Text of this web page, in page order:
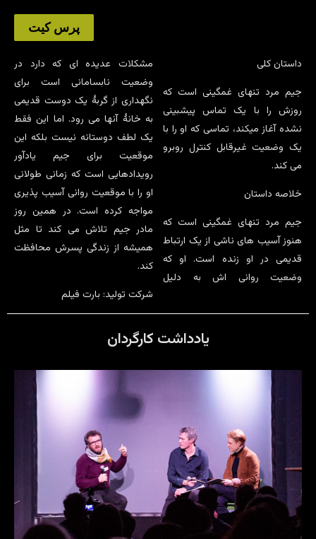
پرس کیت
داستان کلی
جیم مرد تنهای غمگینی است که
روزش را با یک تماس پیشبینی
نشده آغاز میکند، تماسی که او را با
یک وضعیت غیرقابل کنترل روبرو
می کند.
خلاصه داستان
جیم مرد تنهای غمگینی است که
هنوز آسیب های ناشی از یک ارتباط
قدیمی در او زنده است. او که
وضعیت روانی اش به دلیل
مشکلات عدیده ای که دارد در
وضعیت نابسامانی است برای
نگهداری از گربۀ یک دوست قدیمی
به خانۀ آنها می رود. اما این فقط
یک لطف دوستانه نیست بلکه این
موقعیت برای جیم یادآور
رویدادهایی است که زمانی طولانی
او را با موقعیت روانی آسیب پذیری
مواجه کرده است. در همین روز
مادر جیم تلاش می کند تا مثل
همیشه از زندگی پسرش محافظت
کند.
شرکت تولید: بارت فیلم
یادداشت کارگردان